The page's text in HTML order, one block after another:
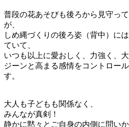
普段の花あそびも後ろから見守っ
が、
しめ縄づくりの後ろ姿（背中）に
ていて、
いつも以上に愛おしく、力強く、
ジーンと高まる感情をコントロー
す。
大人も子どもも関係なく、
みんなが真剣！
静かに黙々とご自身の内側に問い